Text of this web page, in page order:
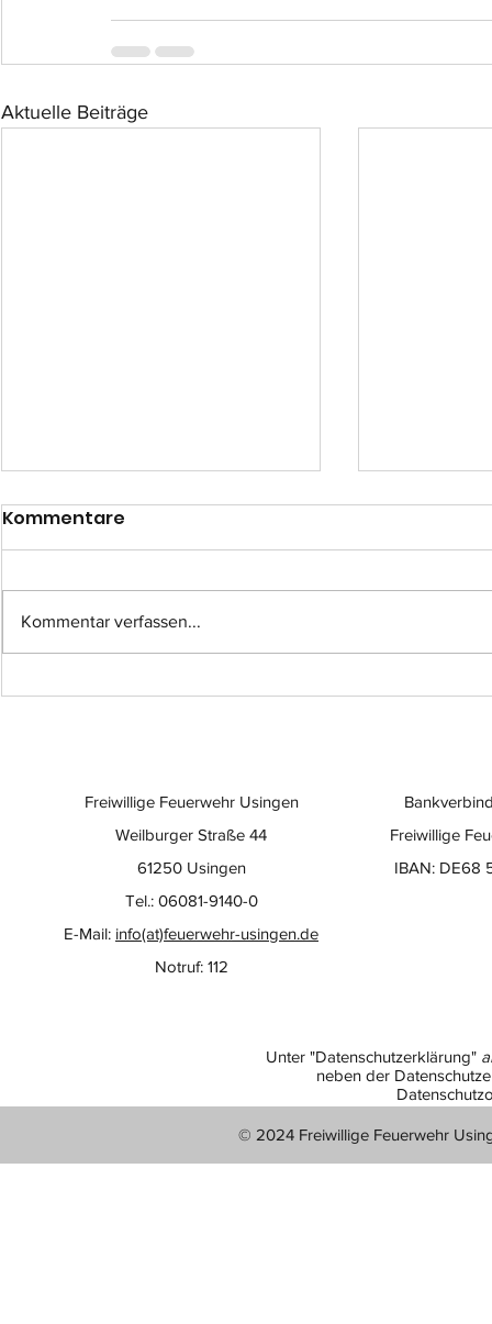
Aktuelle Beiträge
Einsatz-Nr.: 057
Kommentare
Kommentar verfassen...
Freiwillige
IBAN: DE68
Freiwillige Feuerwehr Usingen
Weilburger Straße 44
61250 Usingen
Tel.: 06081-9140-0
E-Mail: info(at)feuerwehr-usingen.de
Notruf: 112
Unter "Datenschutzerklärung"
neben der
© 2024 Freiwillige Feuerwehr